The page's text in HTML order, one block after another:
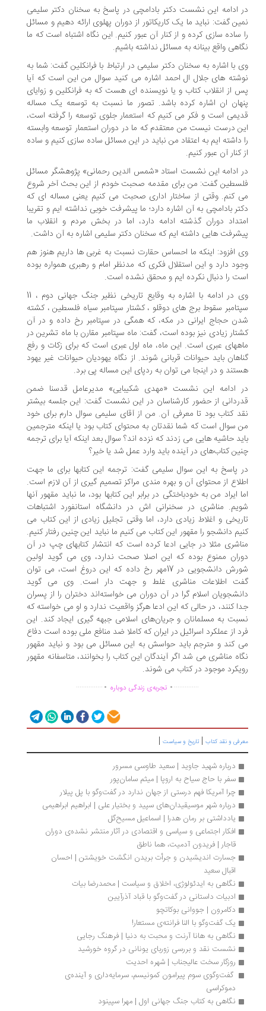
ادامه این نشست دکتر بادامچی در پاسخ به سخنان دکتر سلیمی
گفت: نباید ما یک کاریکاتور از دوران پهلوی ارائه دهیم و مسائل
ساده سازی کرده و از کنار آن عبور کنیم. این نگاه اشتباه است که ما
واقع بینانه به مسائل نداشته باشیم.
با اشاره به سخنان دکتر سلیمی در ارتباط با فرانکلین گفت: شما به
های جلال ال احمد اشاره می کنید سوال من این است که آیا
از انقلاب کتاب و یا نویسنده ای هست که به فرانکلین و زوایای
ان اشاره کرده باشد. تصور ما نسبت به توسعه یک مساله
است و فکر می کنیم که استعمار جلوی توسعه را گرفته است،
درست نیست من معتقدم که ما در دوران استعمار توسعه وابسته
داشته ایم به اعتقاد من نباید در این مسائل ساده سازی کنیم و ساده
کنار آن عبور کنیم.
ادامه این نشست استاد «شمس الدین رحمانی» پژوهشگر مسائل
گفت: من برای مقدمه صحبت خودم از این بحث آخر شروع
کنم. وقتی از ساختار اداری صحبت می کنیم یعنی مساله ای که
بادامچی به آن اشاره دارد؛ ما پیشرفت خوبی نداشته ایم و تقریبا
دوران گذشته ادامه دارد، اما در بخش مردم و انقلاب ما
هایی داشته ایم که سخنان دکتر سلیمی اشاره به آن داشت.
افزود: اینکه ما احساس حقارت نسبت به غربی ها داریم هنوز هم
دارد و این استقلال فکری که مدنظر امام و رهبری همواره بوده
را دنبال نکرده ایم و محقق نشده است.
وی در ادامه با اشاره به وقایع تاریخی نظیر جنگ جهانی دوم ، 11
سقوط برج های دوقلو ، کشتار سپتامبر سیاه فلسطین ، کشته
حجاج ایرانی در مکه، که همگی در سپتامبر رخ داده و در آن
زیادی نیز بوده است، گفت: ماه سپتامبر مقارن با ماه تشرین در
عبری است. این ماه، ماه اول عبری است که برای زکات و رفع
باید حیوانات قربانی شوند. از نگاه یهودیان حیوانات غیر یهود
و در اینجا می توان به ردپای این مساله پی برد.
ادامه این نشست «مهدی شکیبایی» مدیرعامل قدسنا ضمن
از حضور کارشناسان در این نشست گفت: این جلسه بیشتر
کتاب بود تا معرفی آن. من از آقای سلیمی سوال دارم برای خود
سوال است که شما نقدتان به محتوای کتاب بود یا اینکه مترجمین
حاشیه هایی می زدند که نزده اند؟ سوال بعد اینکه آیا برای ترجمه
کتاب‌های در آینده باید وارد عمل شد یا خیر؟
پاسخ به این سوال سلیمی گفت: ترجمه این کتابها برای ما جهت
از محتوای آن و بهره مندی مراکز تصمیم گیری از آن لازم است.
ایراد من به خودباختگی در برابر این کتابها بود، ما نباید مقهور آنها
مناشری در سخنرانی اش در دانشگاه استانفورد اشتباهات
و اغلاط زیادی دارد، اما وقتی تجلیل زیادی از این کتاب می
دانشجو را مقهور این کتاب می کنیم ما نباید این چنین رفتار کنیم.
مثلا در جایی ادعا کرده است که انتشار کتابهای چپ در آن
ممنوع بوده که این اصلا صحت ندارد، وی می گوید اولین
شورش دانشجویی در 17مهر رخ داده که این دروغ است، می توان
اطلاعات مناشری غلط و جهت دار است. وی می گوید
اسلام گرا در آن دوران می خواسته‌اند دختران را از پسران
کنند، در حالی که این ادعا هرگز واقعیت ندارد و او می خواسته که
به مسلمانان و جریان‌های اسلامی جبهه گیری ایجاد کند. این
از عملکرد اسرائیل در ایران که کاملا ضد منافع ملی بوده است دفاع
کند و مترجم باید حواسش به این مسائل می بود و نباید مقهور
مناشری می شد اگر آیندگان این کتاب را بخوانند، متاسفانه مقهور
موجود در کتاب می شوند.
............... .تجربه‌ی زندگی دوباره ...............
و نقد کتاب|تاریخ و سیاست |
درباره شهید جاوید | سعید طاوسی مسرور
سفر با حاج سیاح به اروپا | میثم سامان‌پور
چرا آمریکا فهم درستی از جهان ندارد در گفت‌وگو با پل پیلار
درباره شهر موسیقیدان‌های سپید و بختیار علی | ابراهیم ابراهیمی
یادداشتی بر رمان هدرا | اسماعیل مسیح‌گل
افکار اجتماعی و سیاسی و اقتصادی در آثار منتشر نشده‌ی دوران
قاجار | فریدون آدمیت، هما ناطق
اقبال سعید
نگاهی به ایدئولوژی، اخلاق و سیاست | محمدرضا بیات
ادبیات داستانی در گفت‌وگو با قباد آذرآیین
دکامرون | جووانی بوکاتچو
یک گفت‌وگو با النا فرانته‌ی مستعار!
نگاهی به هانا آرنت و محبت به دنیا | فرهنگ رجایی
نشست نقد و بررسی زوربای یونانی در گروه خورشید
روزگار سخت عالیجناب | شهره احدیت
گفت‌وگوی سوم پیرامون کمونیسم، سرمایه‌داری و آینده‌ی
دموکراسی
نگاهی به کتاب جنگ جهانی اول | مهرا سپینود